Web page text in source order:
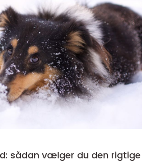
sådan vælger du den rigtige